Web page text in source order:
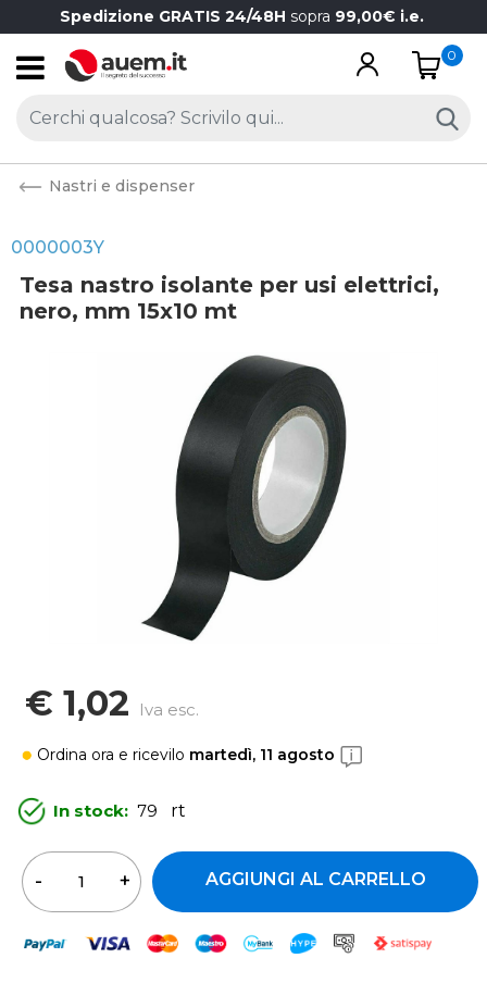
Spedizione GRATIS 24/48H sopra 99,00€ i.e.
Open
0
Nastri e dispenser
0000003Y
Tesa nastro isolante per usi elettrici,
nero, mm 15x10 mt
€ 1,02 Iva esc.
Ordina ora e ricevilo martedì, 11 agosto
In stock: 79 rt
AGGIUNGI AL CARRELLO